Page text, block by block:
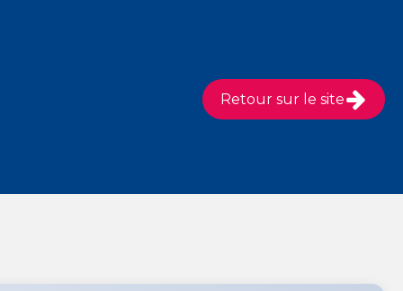
Retour sur le site